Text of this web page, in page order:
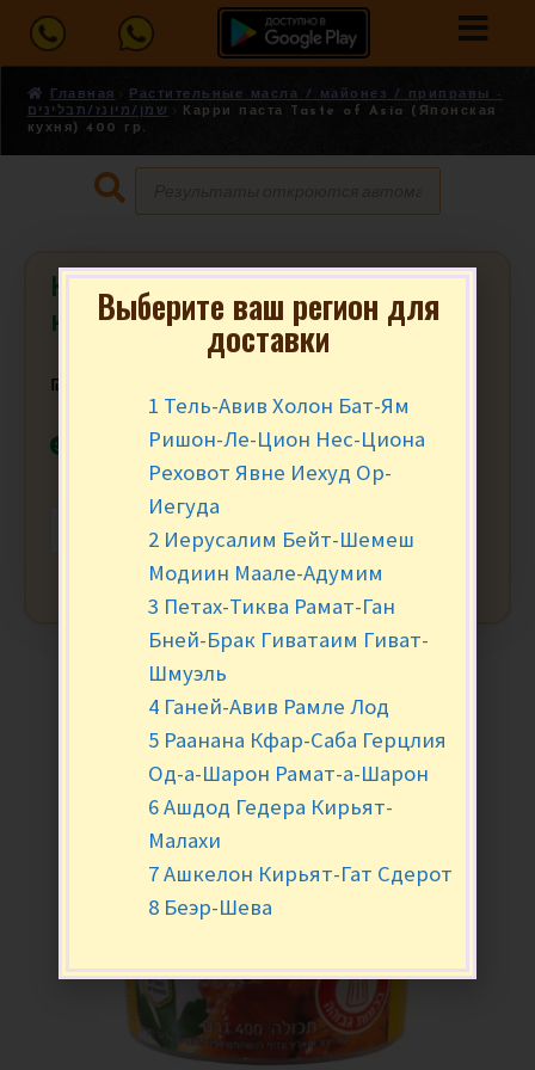
Главная
Растительные масла / майонез / приправы -
שמן/מיונז/תבלינים
Карри паста Taste of Asia (Японская
кухня) 400 гр.
Карри паста Taste of Asia (Японская
кухня) 400 гр.
₪
В наличии
+ В КОРЗИНУ
Выберите ваш регион для
доставки
1 Тель-Авив Холон Бат-Ям
Ришон-Ле-Цион Нес-Циона
Реховот Явне Иехуд Ор-
Иегуда
2 Иерусалим Бейт-Шемеш
Модиин Маале-Адумим
3 Петах-Тиква Рамат-Ган
Бней-Брак Гиватаим Гиват-
Шмуэль
4 Ганей-Авив Рамле Лод
5 Раанана Кфар-Саба Герцлия
Од-а-Шарон Рамат-а-Шарон
6 Ашдод Гедера Кирьят-
Малахи
7 Ашкелон Кирьят-Гат Сдерот
8 Беэр-Шева